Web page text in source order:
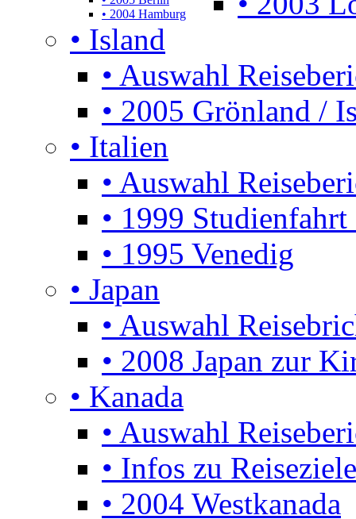
• 2004 Hamburg
• Island
• Auswahl
• 2005 Grönland /
• Italien
• Auswahl
• 1999
• 1995 Venedig
• Japan
• Auswahl
• 2008 Japan zur
• Kanada
• Auswahl
• Infos zu
• 2004 Westkanada